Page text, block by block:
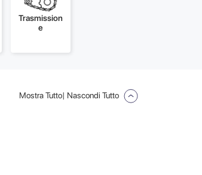
Trasmission
e
Mostra Tutto| Nascondi Tutto